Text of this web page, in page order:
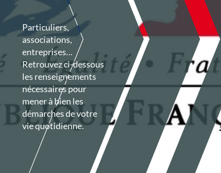
Particuliers,
associations,
entreprises…
Retrouvez ci-dessous
les renseignements
nécessaires pour
mener à bien les
démarches de votre
vie quotidienne.